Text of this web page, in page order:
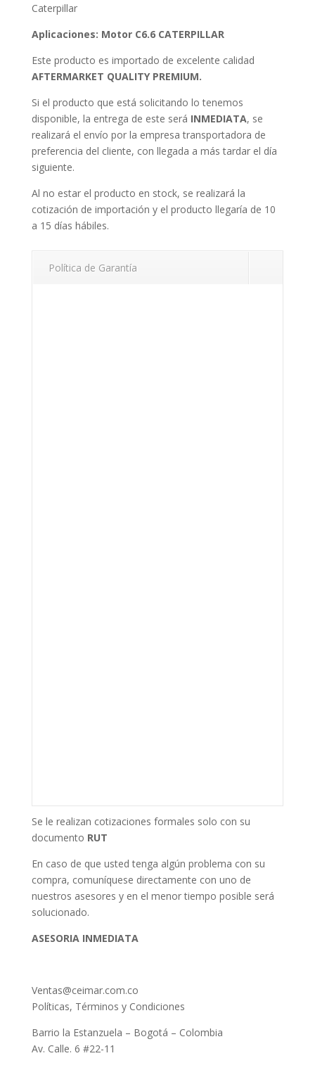
Caterpillar
Aplicaciones: Motor C6.6 CATERPILLAR
Este producto es importado de excelente calidad
AFTERMARKET QUALITY PREMIUM.
Si el producto que está solicitando lo tenemos
disponible, la entrega de este será INMEDIATA, se
realizará el envío por la empresa transportadora de
preferencia del cliente, con llegada a más tardar el día
siguiente.
Al no estar el producto en stock, se realizará la
cotización de importación y el producto llegaría de 10
a 15 días hábiles.
Política de Garantía
Se le realizan cotizaciones formales solo con su
documento RUT
En caso de que usted tenga algún problema con su
compra, comuníquese directamente con uno de
nuestros asesores y en el menor tiempo posible será
solucionado.
ASESORIA INMEDIATA
Ventas@ceimar.com.co
Políticas, Términos y Condiciones
Barrio la Estanzuela – Bogotá – Colombia
Av. Calle. 6 #22-11